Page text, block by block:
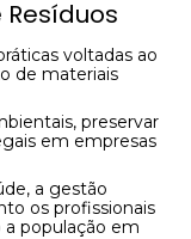
voltadas ao
de materiais
preservar
em empresas
a gestão
os profissionais
população em